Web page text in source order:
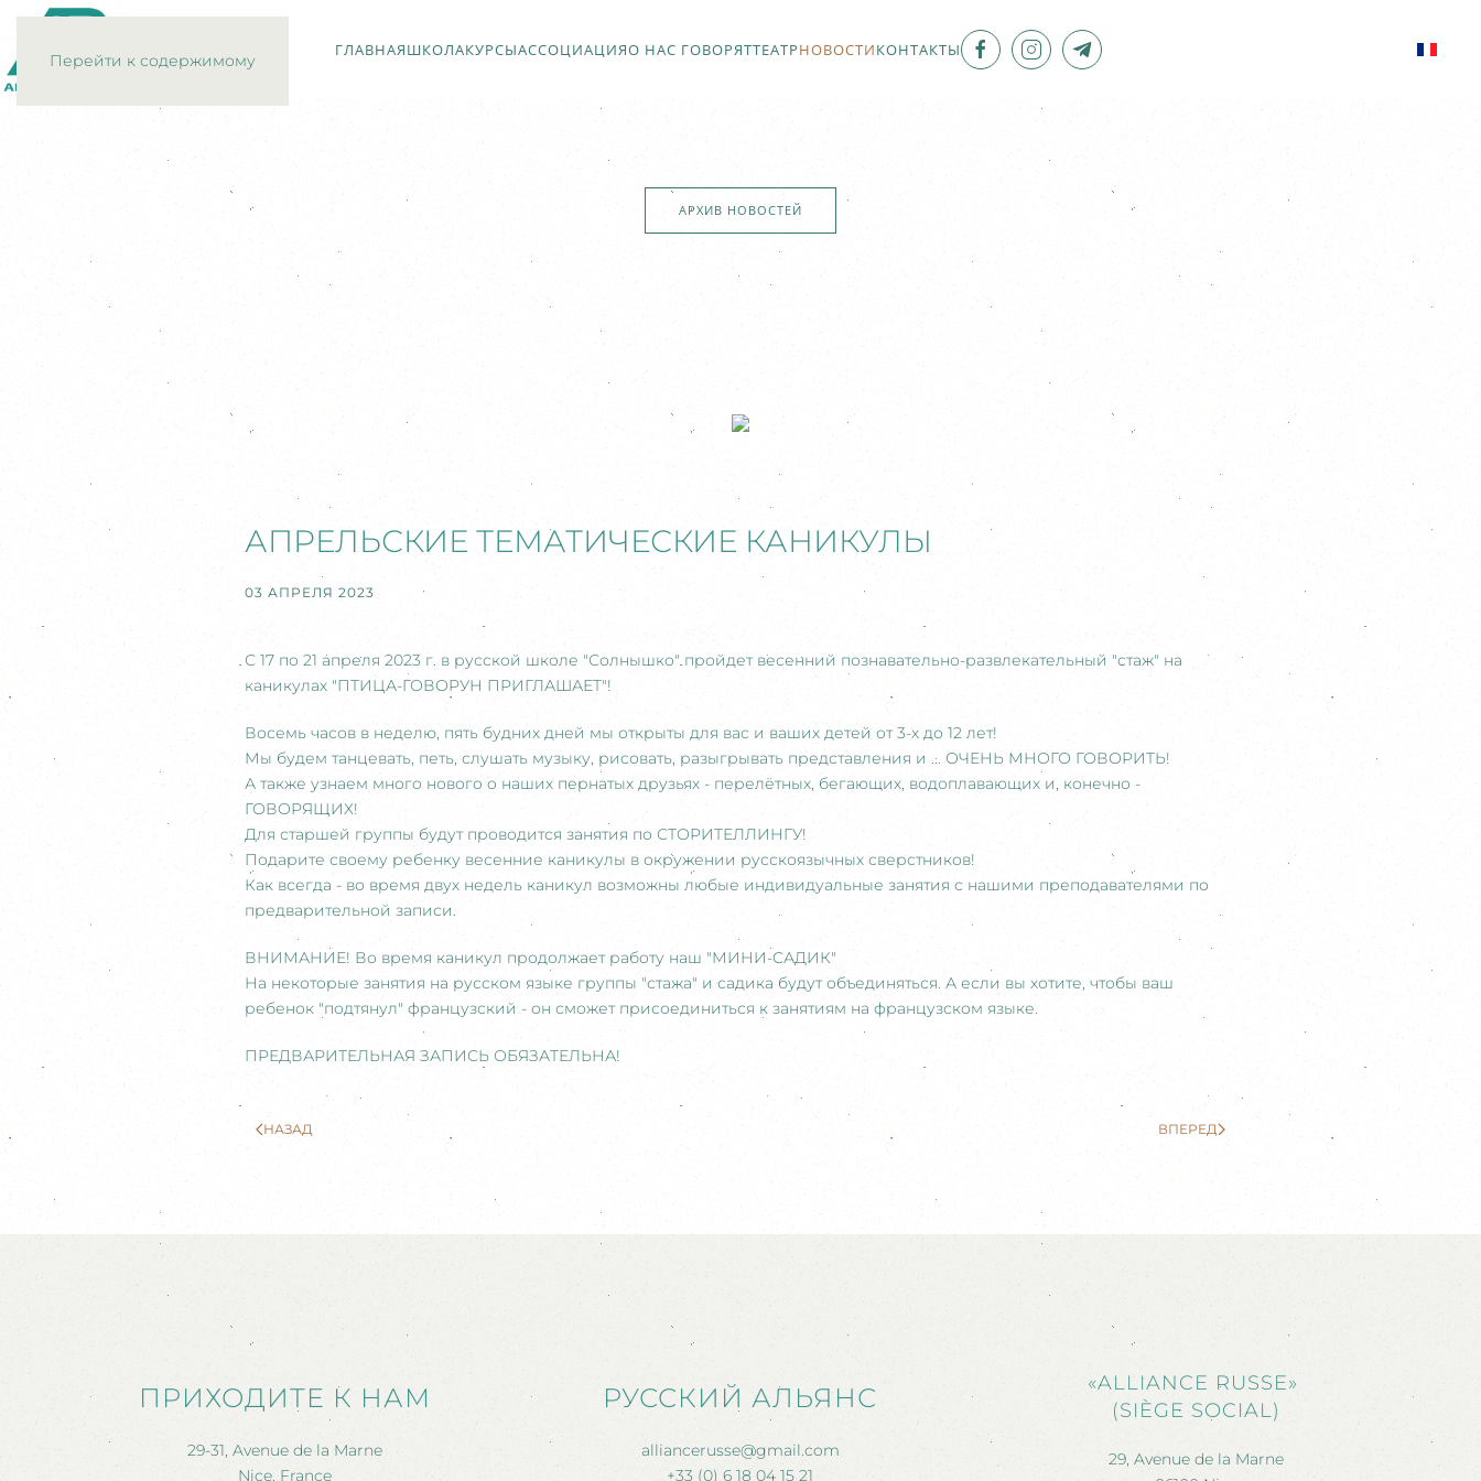
Перейти к содержимому
ГЛАВНАЯШКОЛАКУРСЫАССОЦИАЦИЯО НАС ГОВОРЯТТЕАТРНОВОСТИКОНТАКТЫ
АРХИВ НОВОСТЕЙ
АПРЕЛЬСКИЕ ТЕМАТИЧЕСКИЕ КАНИКУЛЫ
03 АПРЕЛЯ 2023
С 17 по 21 апреля 2023 г. в русской школе "Солнышко" пройдет весенний познавательно-развлекательный "стаж" на
каникулах "ПТИЦА-ГОВОРУН ПРИГЛАШАЕТ"!
Восемь часов в неделю, пять будних дней мы открыты для вас и ваших детей от 3-х до 12 лет!
Мы будем танцевать, петь, слушать музыку, рисовать, разыгрывать представления и ... ОЧЕНЬ МНОГО ГОВОРИТЬ!
А также узнаем много нового о наших пернатых друзьях - перелётных, бегающих, водоплавающих и, конечно -
ГОВОРЯЩИХ!
Для старшей группы будут проводится занятия по СТОРИТЕЛЛИНГУ!
Подарите своему ребенку весенние каникулы в окружении русскоязычных сверстников!
Как всегда - во время двух недель каникул возможны любые индивидуальные занятия с нашими преподавателями по
предварительной записи.
ВНИМАНИЕ! Во время каникул продолжает работу наш "МИНИ-САДИК"
На некоторые занятия на русском языке группы "стажа" и садика будут объединяться. А если вы хотите, чтобы ваш
ребенок "подтянул" французский - он сможет присоединиться к занятиям на французском языке.
ПРЕДВАРИТЕЛЬНАЯ ЗАПИСЬ ОБЯЗАТЕЛЬНА!
НАЗАД ВПЕРЕД
ПРИХОДИТЕ К НАМ
29-31, Avenue de la Marne
Nice, France
РУССКИЙ АЛЬЯНС
alliancerusse@gmail.com
+33 (0) 6 18 04 15 21
«ALLIANCE RUSSE»
(SIÈGE SOCIAL)
29, Avenue de la Marne